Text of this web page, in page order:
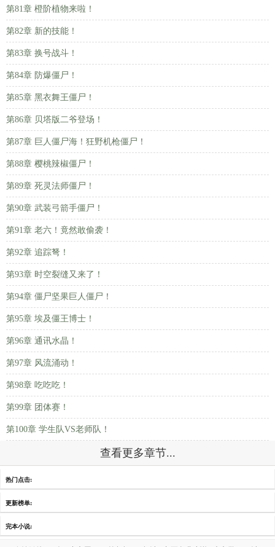
第81章 橙阶植物来啦！
第82章 新的技能！
第83章 换号战斗！
第84章 防爆僵尸！
第85章 黑衣舞王僵尸！
第86章 贝塔版二爷登场！
第87章 巨人僵尸海！狂野机枪僵尸！
第88章 樱桃辣椒僵尸！
第89章 死灵法师僵尸！
第90章 武装弓箭手僵尸！
第91章 老六！竟然敢偷袭！
第92章 追踪弩！
第93章 时空裂缝又来了！
第94章 僵尸坚果巨人僵尸！
第95章 埃及僵王博士！
第96章 通讯水晶！
第97章 风流涌动！
第98章 吃吃吃！
第99章 团体赛！
第100章 学生队VS老师队！
查看更多章节...
热门点击:
更新榜单:
完本小说: